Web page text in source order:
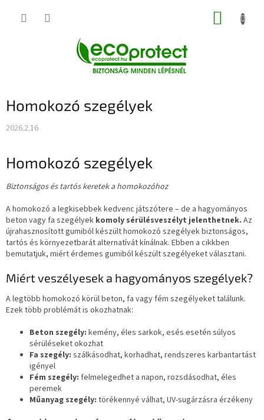
KOSÁR
Homokozó szegélyek
2026.2.16
Homokozó szegélyek
Biztonságos és tartós keretek a homokozóhoz
A homokozó a legkisebbek kedvenc játszótere – de a hagyományos
beton vagy fa szegélyek komoly sérülésveszélyt jelenthetnek. Az
újrahasznosított gumiból készült homokozó szegélyek biztonságos,
tartós és környezetbarát alternatívát kínálnak. Ebben a cikkben
bemutatjuk, miért érdemes gumiból készült szegélyeket választani.
Miért veszélyesek a hagyományos szegélyek?
A legtöbb homokozó körül beton, fa vagy fém szegélyeket találunk.
Ezek több problémát is okozhatnak:
Beton szegély: kemény, éles sarkok, esés esetén súlyos
sérüléseket okozhat
Fa szegély: szálkásodhat, korhadhat, rendszeres karbantartást
igényel
Fém szegély: felmelegedhet a napon, rozsdásodhat, éles
peremek
Műanyag szegély: törékennyé válhat, UV-sugárzásra érzékeny